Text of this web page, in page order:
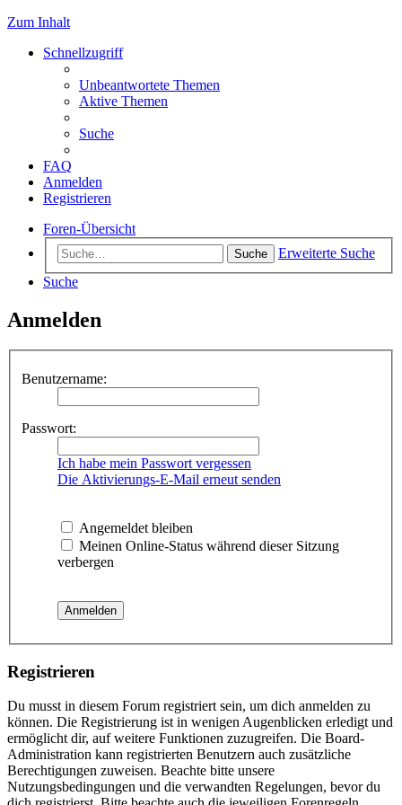
Zum Inhalt
Schnellzugriff
Unbeantwortete Themen
Aktive Themen
Suche
FAQ
Anmelden
Registrieren
Foren-Übersicht
Suche
Erweiterte Suche
Suche
Anmelden
Benutzername:
Passwort:
Ich habe mein Passwort vergessen
Die Aktivierungs-E-Mail erneut senden
Angemeldet bleiben
Meinen Online-Status während dieser Sitzung
verbergen
Registrieren
Du musst in diesem Forum registriert sein, um dich anmelden zu
können. Die Registrierung ist in wenigen Augenblicken erledigt und
ermöglicht dir, auf weitere Funktionen zuzugreifen. Die Board-
Administration kann registrierten Benutzern auch zusätzliche
Berechtigungen zuweisen. Beachte bitte unsere
Nutzungsbedingungen und die verwandten Regelungen, bevor du